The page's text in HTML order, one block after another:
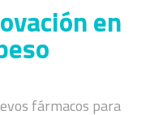
en
fármacos para